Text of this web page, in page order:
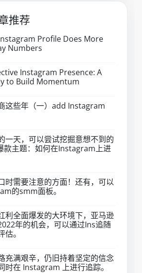
推荐
Profile Does More
Numbers
Instagram Presence: A
to Build Momentum
这些年（一）add Instagram
一天，可以尝试挖掘意想不到的
款主题：如何在Instagram上进
时需要注意的方面！还有，可以
的smm面板。
利全面爆发的大环境下，亚马逊
年的机会，可以通过Ins追随
。
充满艰辛，仍旧持着坚定的信念
时在 Instagram 上进行追踪。